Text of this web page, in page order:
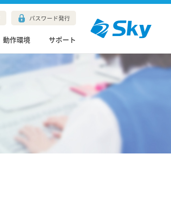
パスワード発行
動作環境 サポート